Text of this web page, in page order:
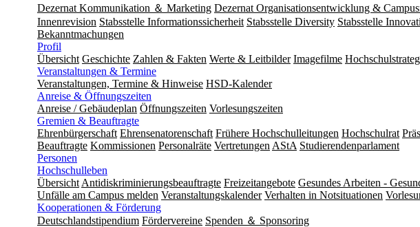
Dezernat Kommunikation ＆ Marketing Dezernat Organisationsentwicklung &
Innenrevision Stabsstelle In­for­ma­ti­ons­sicher­heit Stabsstelle Diversity Stabsstelle
Bekanntmachungen
Profil
Übersicht Geschichte Zahlen & Fakten Werte & Leitbilder Imagefilme
Veranstaltungen & Termine
Veranstaltungen, Termine & Hinweise HSD-Kalender
Anreise & Öffnungszeiten
Anreise / Gebäudeplan Öffnungszeiten Vorlesungszeiten
Gremien & Beauftragte
Ehrenbürgerschaft Ehrensenatorenschaft Frühere Hochschulleitungen Hochschulrat
Beauftragte Kommissionen Personalräte Vertretungen AStA Studierendenparlament
Personen
Hochschulleben
Übersicht Antidiskriminierungsbeauftragte Freizeitangebote Gesundes Arbeiten -
Unfälle am Campus melden Veranstaltungskalender Verhalten in Notsituationen
Kooperationen & Förderung
Deutschlandstipendium Fördervereine Spenden ＆ Sponsoring